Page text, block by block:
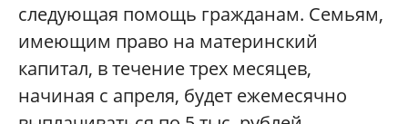
следующая помощь гражданам. Семьям,
имеющим право на материнский
капитал, в течение трех месяцев,
начиная с апреля, будет ежемесячно